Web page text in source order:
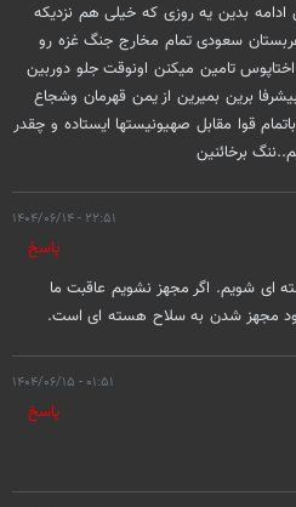
ادامه بدین یه روزی که خیلی هم نزدیکه
سعودی تمام مخارج جنگ غزه رو
اختاپوس تامین میکنن اونوقت جلو دوربین
برین بمیرین از یمن قهرمان وشجاع
قوا مقابل صهیونیستها ایستاده و چقدر
برخائنین
۲۲:۵۱ - ۱۴۰۴/۰۶/۱۴
پاسخ
ای شویم. اگر مجهز نشویم عاقبت ما
مجهز شدن به سلاح هسته ای است.
۰۱:۵۱ - ۱۴۰۴/۰۶/۱۵
پاسخ